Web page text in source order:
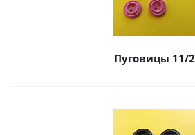
Пуговицы 11/2